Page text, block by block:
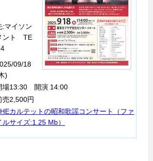
:マイソン
ント TE
09/18
)
場13:30 開演 14:00
売2,500円
カルテットの昭和歌謡コンサート（ファ
ルサイズ:1.25 Mb）